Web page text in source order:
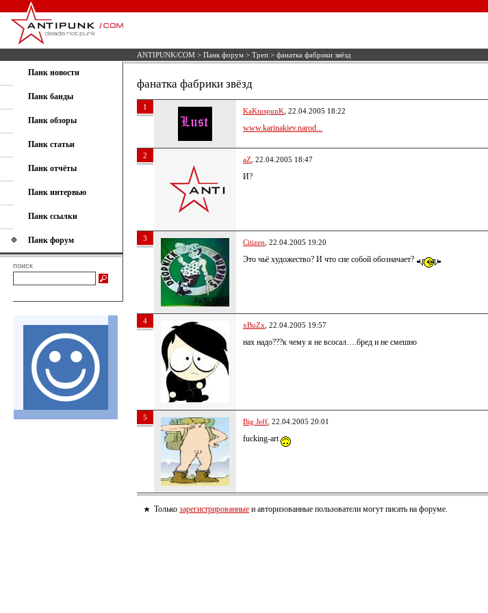
ANTIPUNK/COM > Панк форум > Треп > фанатка фабрики звёзд
Панк новости
Панк банды
Панк обзоры
Панк статьи
Панк отчёты
Панк интервью
Панк ссылки
Панк форум
поиск
фанатка фабрики звёзд
1 KaKtuspunK , 22.04.2005 18:22
www.karinakiev.narod...
2 aZ , 22.04.2005 18:47
И?
3 Citizen , 22.04.2005 19:20
Это чьё художество? И что сие собой обозначает?
4 xBuZx , 22.04.2005 19:57
нах надо???к чему я не всосал….бред и не смешно
5 Big Jeff , 22.04.2005 20:01
fucking-art
Только зарегистрированные и авторизованные пользователи могут писать на форуме.